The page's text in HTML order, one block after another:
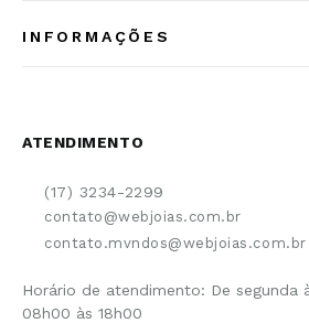
Conheça a linha MVNDOS
INFORMAÇÕES
Cancelamento de Compra
Certificado de Garantia
Forma de Pagamento
ATENDIMENTO
(17) 3234-2299
contato@webjoias.com.br
contato.mvndos@webjoias.com.br
Horário de atendimento: De segunda
08h00 às 18h00